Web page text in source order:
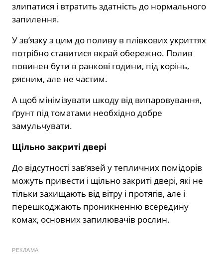
злипатися і втратить здатність до нормального
запилення.
У зв’язку з цим до поливу в плівкових укриттях
потрібно ставитися вкрай обережно. Полив
повинен бути в ранкові години, під корінь,
рясним, але не частим.
А щоб мінімізувати шкоду від випаровування,
ґрунт під томатами необхідно добре
замульчувати.
Щільно закриті двері
До відсутності зав’язей у тепличних помідорів
можуть привести і щільно закриті двері, які не
тільки захищають від вітру і протягів, але і
перешкоджають проникненню всередину
комах, основних запилювачів рослин.
РЕКЛАМА